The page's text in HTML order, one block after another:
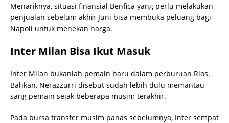
Menariknya, situasi finansial Benfica yang perlu melakukan
penjualan sebelum akhir Juni bisa membuka peluang bagi
Napoli untuk menekan harga.
Inter Milan Bisa Ikut Masuk
Inter Milan bukanlah pemain baru dalam perburuan Rios.
Bahkan, Nerazzurri disebut sudah lebih dulu memantau
sang pemain sejak beberapa musim terakhir.
Pada bursa transfer musim panas sebelumnya, Inter sempat